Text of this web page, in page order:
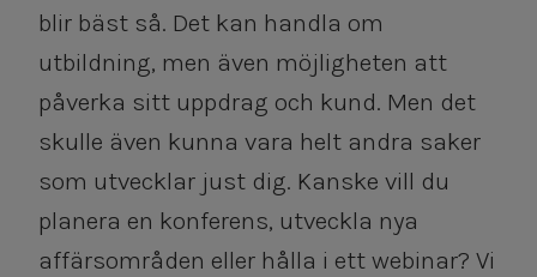
blir bäst så. Det kan handla om
utbildning, men även möjligheten att
påverka sitt uppdrag och kund. Men det
skulle även kunna vara helt andra saker
som utvecklar just dig. Kanske vill du
planera en konferens, utveckla nya
affärsområden eller hålla i ett webinar? Vi